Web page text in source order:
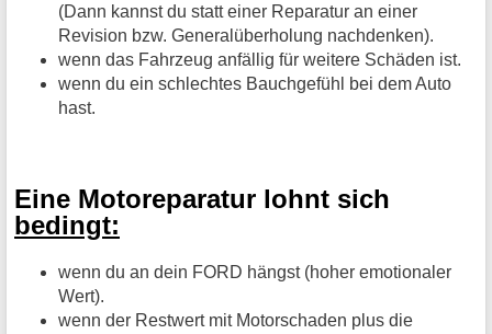
(Dann kannst du statt einer Reparatur an einer
Revision bzw. Generalüberholung nachdenken).
wenn das Fahrzeug anfällig für weitere Schäden ist.
wenn du ein schlechtes Bauchgefühl bei dem Auto
hast.
Eine Motoreparatur lohnt sich
bedingt:
wenn du an dein FORD hängst (hoher emotionaler
Wert).
wenn der Restwert mit Motorschaden plus die